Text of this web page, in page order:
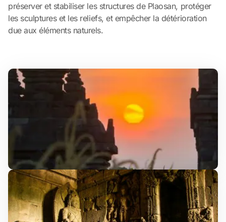
préserver et stabiliser les structures de Plaosan, protéger
les sculptures et les reliefs, et empêcher la détérioration
due aux éléments naturels.